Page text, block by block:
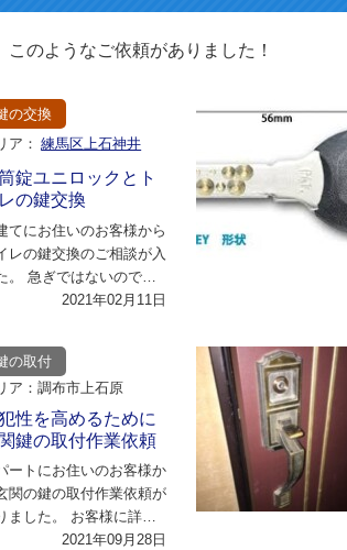
のようなご依頼がありました！
の交換
ア： 練馬区上石神井
錠ユニロックとト
の鍵交換
てにお住いのお客様から
レの鍵交換のご相談が入
。 急ぎではないので明
午前中に合わせてきて貰
2021年02月11日
の取付
ア：調布市上石原
性を高めるために
鍵の取付作業依頼
ートにお住いのお客様か
関の鍵の取付作業依頼が
ました。 お客様に詳細
いてお伺いさせていただ
2021年09月28日